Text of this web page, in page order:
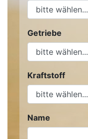
Getriebe
Kraftstoff
Name